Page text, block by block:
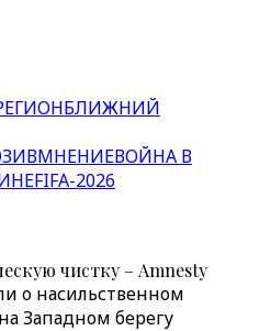
БЛИЖНИЙ
МНЕНИЕВОЙНА В
FIFA-2026
чистку – Amnesty
о насильственном
Западном берегу